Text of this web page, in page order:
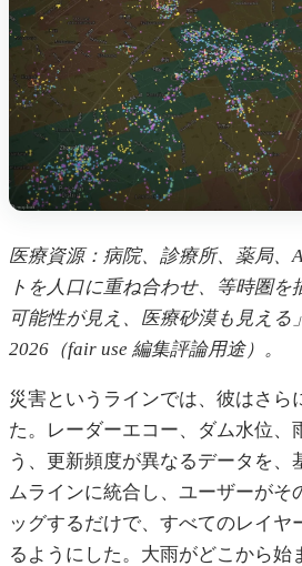
医療資源：病院、診療所、薬局、
トを人口に重ね合わせ、等時圏を
可能性が見え、医療砂漠も見える
2026（fair use 編集評論用途）。
災害というラインでは、彼はさら
た。レーダーエコー、ダム水位、
う、更新頻度が異なるデータを、
ムラインに統合し、ユーザーがそ
ッグするだけで、すべてのレイヤ
るようにした。大雨がどこから始